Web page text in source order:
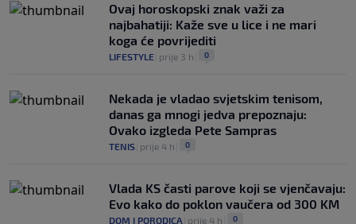
Ovaj horoskopski znak važi za
najbahatiji: Kaže sve u lice i ne mari
koga će povrijediti
LIFESTYLE prije 3 h 0
Nekada je vladao svjetskim tenisom,
danas ga mnogi jedva prepoznaju:
Ovako izgleda Pete Sampras
TENIS prije 4 h 0
Vlada KS časti parove koji se vjenčavaju:
Evo kako do poklon vaučera od 300 KM
DOM I PORODICA prije 4 h 0